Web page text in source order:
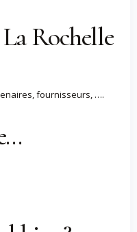
Rochelle
fournisseurs, ….